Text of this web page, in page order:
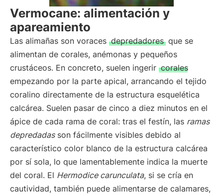
Vermocane: alimentación y
apareamiento
Las alimañas son voraces depredadores que se
alimentan de corales, anémonas y pequeños
crustáceos. En concreto, suelen ingerir corales
empezando por la parte apical, arrancando el tejido
coralino directamente de la estructura esquelética
calcárea. Suelen pasar de cinco a diez minutos en el
ápice de cada rama de coral: tras el festín, las ramas
depredadasson fácilmente visibles debido al
característico color blanco de la estructura calcárea
por sí sola, lo que lamentablemente indica la muerte
del coral. El Hermodice carunculata, si se cría en
cautividad, también puede alimentarse de calamares,